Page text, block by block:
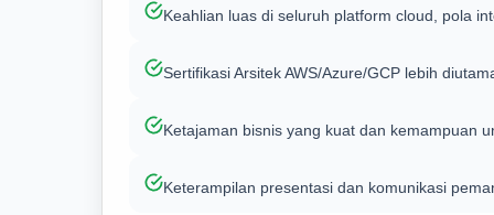
Keahlian luas di seluruh platform cloud, pola
Sertifikasi Arsitek AWS/Azure/GCP lebih
Ketajaman bisnis yang kuat dan kemampuan
Keterampilan presentasi dan komunikasi